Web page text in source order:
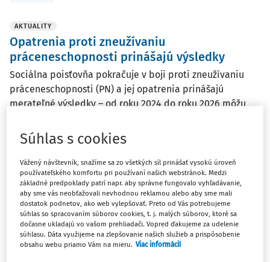
AKTUALITY
Opatrenia proti zneužívaniu
práceneschopnosti prinášajú výsledky
Sociálna poisťovňa pokračuje v boji proti zneužívaniu
práceneschopnosti (PN) a jej opatrenia prinášajú
merateľné výsledky – od roku 2024 do roku 2026 môžu
redakcia
AKTUALITY
Fiktívne PN - úspora takmer 140 miliónov
eur za rok 2025
Sociálna poisťovňa za rok 2025 dosiahla výrazné úspechy
Súhlas s cookies
Vážený návštevník, snažíme sa zo všetkých síl prinášať vysokú úroveň
používateľského komfortu pri používaní našich webstránok. Medzi
základné predpoklady patrí napr. aby správne fungovalo vyhľadávanie,
aby sme vás neobťažovali nevhodnou reklamou alebo aby sme mali
dostatok podnetov, ako web vylepšovať. Preto od Vás potrebujeme
súhlas so spracovaním súborov cookies, t. j. malých súborov, ktoré sa
dočasne ukladajú vo vašom prehliadači. Vopred ďakujeme za udelenie
súhlasu. Dáta využijeme na zlepšovanie našich služieb a prispôsobenie
obsahu webu priamo Vám na mieru. Viac informácií